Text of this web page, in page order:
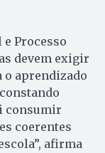
Processo
devem exigir
o aprendizado
consumir
coerentes
afirma